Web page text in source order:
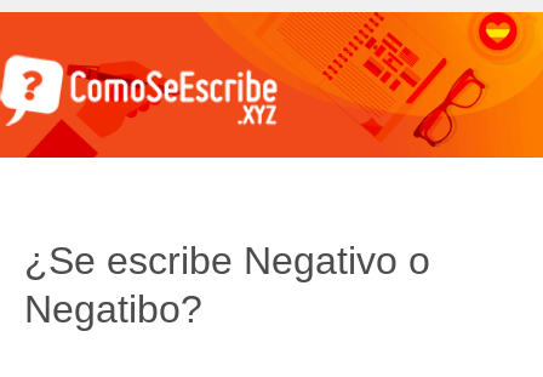
¿Se escribe Negativo o
Negatibo?